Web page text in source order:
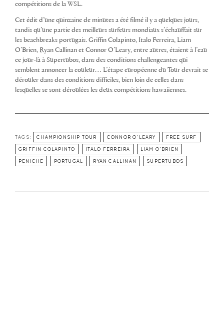
compétitions de la WSL.
Cet édit d’une quinzaine de minutes a été filmé il y a quelques jours,
tandis qu’une partie des meilleurs surfeurs mondiaux s’échauffait sur
les beachbreaks portugais. Griffin Colapinto, Italo Ferreira, Liam
O’Brien, Ryan Callinan et Connor O’Leary, entre autres, étaient à l’eau
ce jour-là à Supertubos, dans des conditions challengeantes qui
semblent annoncer la couleur… L’étape européenne du Tour devrait se
dérouler dans des conditions difficiles, bien loin de celles dans
lesquelles se sont déroulées les deux compétitions hawaiiennes.
TAGS: CHAMPIONSHIP TOUR CONNOR O'LEARY FREE SURF
GRIFFIN COLAPINTO ITALO FERREIRA LIAM O'BRIEN
PENICHE PORTUGAL RYAN CALLINAN SUPERTUBOS